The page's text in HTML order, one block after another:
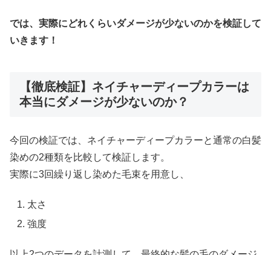
では、実際にどれくらいダメージが少ないのかを検証して
いきます！
【徹底検証】ネイチャーディープカラーは
本当にダメージが少ないのか？
今回の検証では、ネイチャーディープカラーと通常の白髪
染めの2種類を比較して検証します。
実際に3回繰り返し染めた毛束を用意し、
太さ
強度